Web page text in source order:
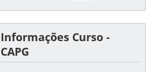
Informações Curso -
CAPG